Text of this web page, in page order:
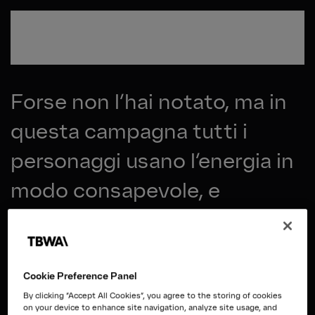
Forse non l’hai notato, ma in
questa campagna tutti i
personaggi usano l’energia in
modo consapevole, e
Cookie Preference Panel
By clicking “Accept All Cookies”, you agree to the storing of cookies
on your device to enhance site navigation, analyze site usage, and